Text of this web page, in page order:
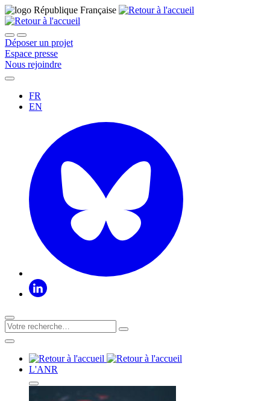
Déposer un projet
Espace presse
Nous rejoindre
FR
EN
L'ANR